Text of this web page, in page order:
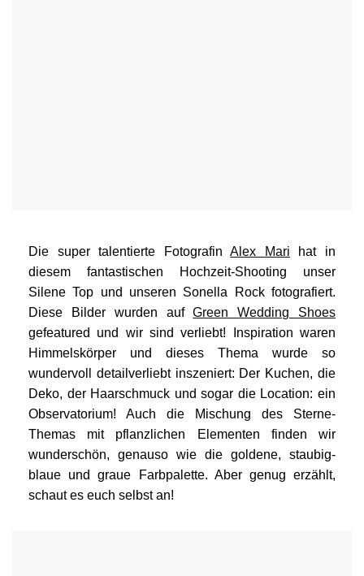
Die super talentierte FotografinAlex Mari hat in
diesem fantastischen Hochzeit-Shooting unser
Silene Top und unseren Sonella Rock fotografiert.
Diese Bilder wurden aufGreen Wedding Shoes
gefeatured und wir sind verliebt! Inspiration waren
Himmelskörper und dieses Thema wurde so
wundervoll detailverliebt inszeniert: Der Kuchen, die
Deko, der Haarschmuck und sogar die Location: ein
Observatorium! Auch die Mischung des Sterne-
Themas mit pflanzlichen Elementen finden wir
wunderschön, genauso wie die goldene, staubig-
blaue und graue Farbpalette. Aber genug erzählt,
schaut es euch selbst an!